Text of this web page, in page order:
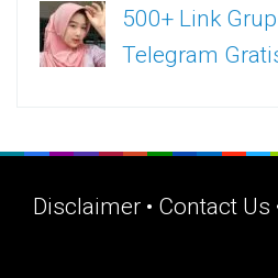
500+ Link
Telegram
Disclaimer• Contact Us